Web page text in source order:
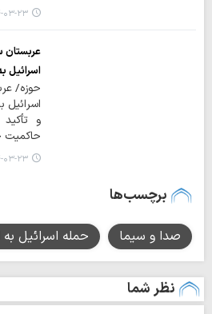
۱۴۰۴-۰۳-
عربستان
اسرائیل
حوزه/
اسرائیل
و
حاکمیت
۱۴۰۴-۰۳-
برچسب‌ها
صدا و سیما حمله اسرائیل به
نظر شما